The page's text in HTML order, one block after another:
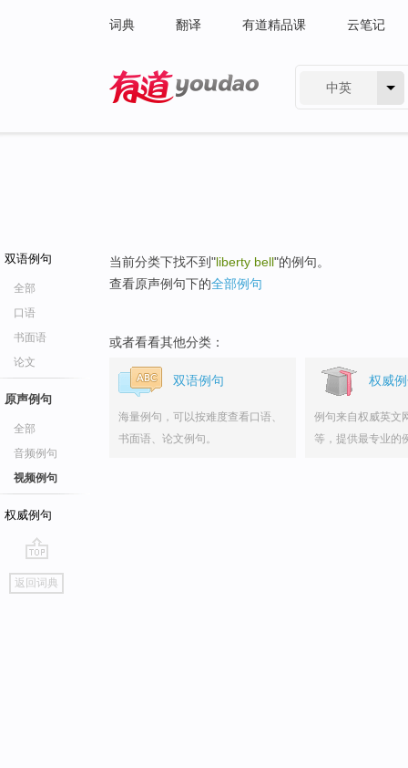
词典 翻译 有道精品课 云笔记
中英
双语例句
全部
口语
书面语
论文
原声例句
全部
音频例句
视频例句
权威例句
go
top
返回词典
当前分类下找不到"liberty bell"的例句。
查看原声例句下的全部例句
或者看看其他分类：
双语例句
海量例句，可以按难度查看口语、
书面语、论文例句。
权威
例句来自权威英文
等，提供最专业的